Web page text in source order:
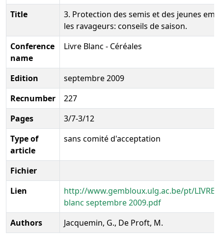
Title
3. Protection des semis et des jeunes
les ravageurs: conseils de saison.
Conference
name
Livre Blanc - Céréales
Edition
septembre 2009
Recnumber
227
Pages
3/7-3/12
Type of
article
sans comité d'acceptation
Fichier
Lien
http://www.gembloux.ulg.ac.be/pt/
blanc septembre 2009.pdf
Authors
Jacquemin, G., De Proft, M.